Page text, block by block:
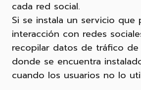
cada red social.
Si se instala un servicio que
interacción con redes
recopilar datos de tráfico de
donde se encuentra
cuando los usuarios no lo